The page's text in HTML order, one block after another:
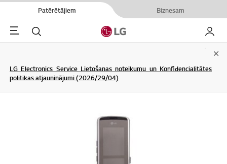
Patērētājiem Biznesam
Menu Meklēt Mans
LG Electronics Service Lietošanas noteikumu un Konfidencialitātes
politikas atjauninājumi (2026/29/04)